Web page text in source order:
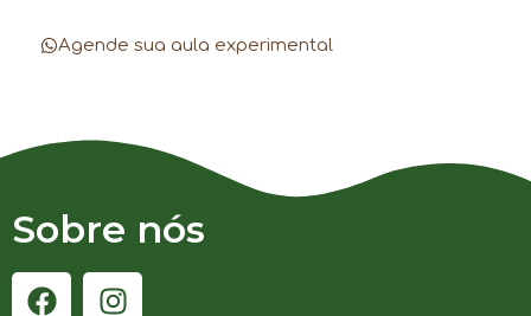
Agende sua aula experimental
Sobre nós